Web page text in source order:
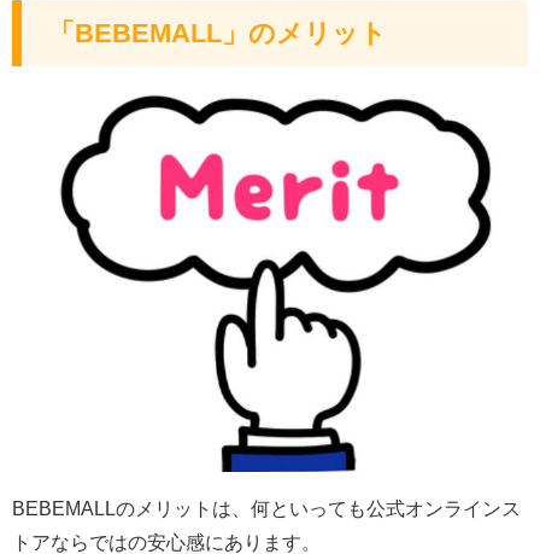
「BEBEMALL」のメリット
BEBEMALLのメリットは、何といっても公式オンラインス
トアならではの安心感にあります。